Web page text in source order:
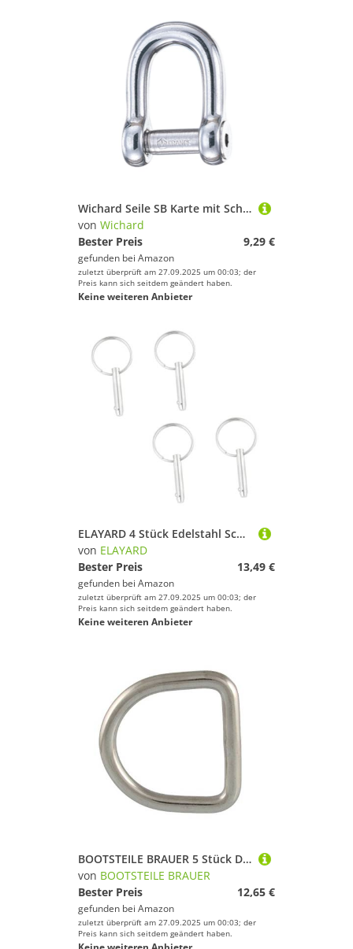
Wichard Seile SB Karte mit Schäkel, D-Form, 6 mm, 57409
von Wichard
Bester Preis
9,29 €
gefunden bei Amazon
zuletzt überprüft am 27.09.2025 um 00:03; der
Preis kann sich seitdem geändert haben.
Keine weiteren Anbieter
ELAYARD 4 Stück Edelstahl Schnellverschlussstift für Boot Bimini Tops Deckbeschläge Korrosionsbeständig mit Federkugel für Schnelles Anbringen und Robuste Bootsausrüstung
von ELAYARD
Bester Preis
13,49 €
gefunden bei Amazon
zuletzt überprüft am 27.09.2025 um 00:03; der
Preis kann sich seitdem geändert haben.
Keine weiteren Anbieter
BOOTSTEILE BRAUER 5 Stück D-Ring geschweißt, poliert D= 6 x 40 mm - Edelstahl A4
von BOOTSTEILE BRAUER
Bester Preis
12,65 €
gefunden bei Amazon
zuletzt überprüft am 27.09.2025 um 00:03; der
Preis kann sich seitdem geändert haben.